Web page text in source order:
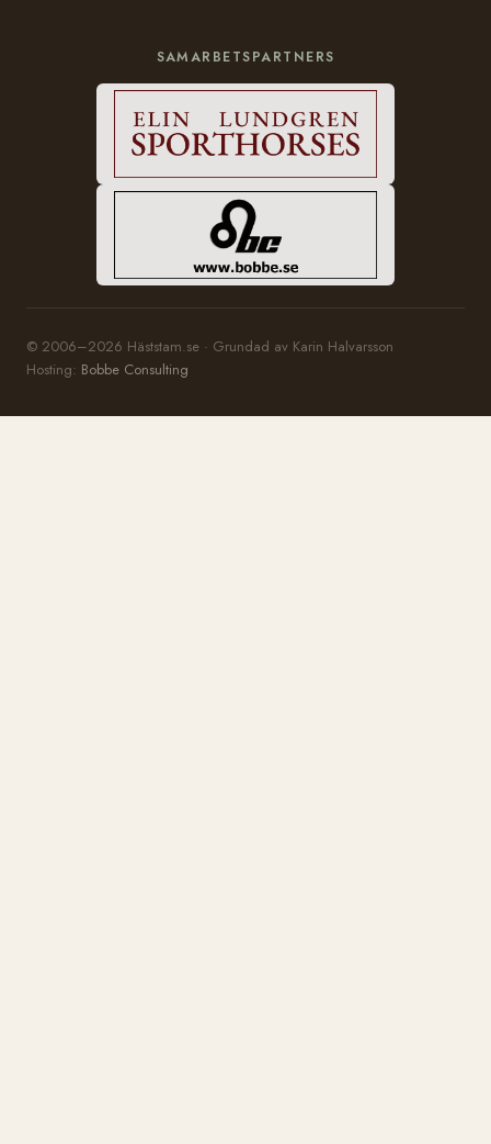
SAMARBETSPARTNERS
© 2006–2026 Häststam.se · Grundad av Karin Halvarsson
Hosting: Bobbe Consulting